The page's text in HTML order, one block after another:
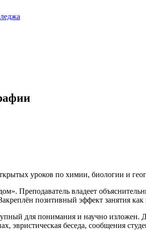
уроков по химии, биологии и
Преподаватель владеет
позитивный эффект занятия
для понимания и научно
эвристическая беседа, сообщения